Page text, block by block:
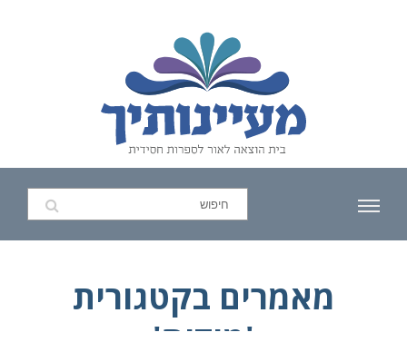
מאמרים בקטגורית
'מידות'